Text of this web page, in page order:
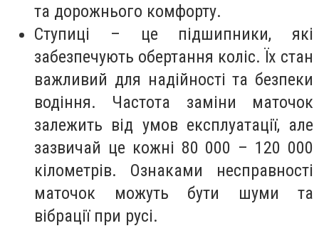
та дорожнього комфорту.
Ступиці – це підшипники, які
забезпечують обертання коліс. Їх стан
важливий для надійності та безпеки
водіння. Частота заміни маточок
залежить від умов експлуатації, але
зазвичай це кожні 80 000 – 120 000
кілометрів. Ознаками несправності
маточок можуть бути шуми та
вібрації при русі.